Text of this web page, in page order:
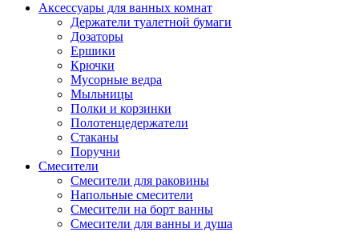
Аксессуары для ванных комнат
Держатели туалетной бумаги
Дозаторы
Ершики
Крючки
Мусорные ведра
Мыльницы
Полки и корзинки
Полотенцедержатели
Стаканы
Поручни
Смесители
Смесители для раковины
Напольные смесители
Смесители на борт ванны
Смесители для ванны и душа